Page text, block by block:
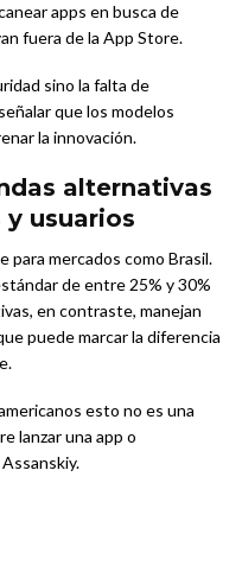
apps en busca de
fuera de la App Store.
sino la falta de
que los modelos
la innovación.
alternativas
y usuarios
para mercados como Brasil.
de entre 25% y 30%
en contraste, manejan
puede marcar la diferencia
esto no es una
lanzar una app o